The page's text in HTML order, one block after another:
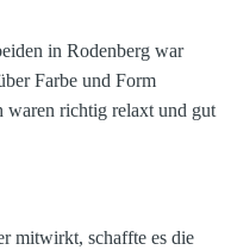
in Rodenberg war
Farbe und Form
waren richtig relaxt und gut
mitwirkt, schaffte es die